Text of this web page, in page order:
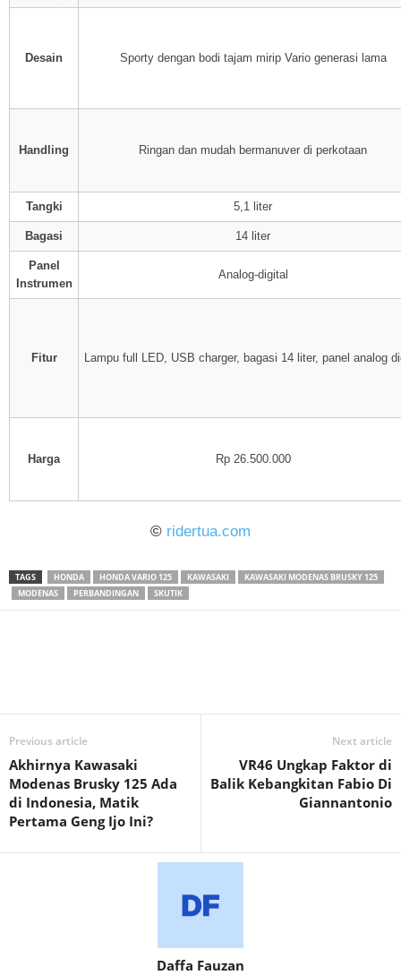
Desain Sporty dengan bodi tajam mirip Vario generasi lama
Handling Ringan dan mudah bermanuver di perkotaan
Tangki 5,1 liter
Bagasi 14 liter
Panel
Instrumen
Analog-digital
Fitur Lampu full LED, USB charger, bagasi 14 liter, panel analog
Harga Rp 26.500.000
© ridertua.com
TAGS HONDA HONDA VARIO 125 KAWASAKI
KAWASAKI MODENAS BRUSKY 125
MODENAS
PERBANDINGAN SKUTIK
Previous article
Akhirnya Kawasaki
Modenas Brusky 125 Ada
di Indonesia, Matik
Pertama Geng Ijo Ini?
Next article
VR46 Ungkap Faktor di
Balik Kebangkitan Fabio Di
Giannantonio
Daffa Fauzan